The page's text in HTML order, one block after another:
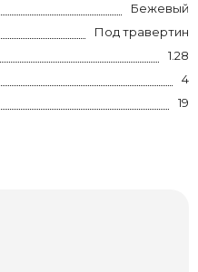
Бежевый
Под травертин
1.28
4
19